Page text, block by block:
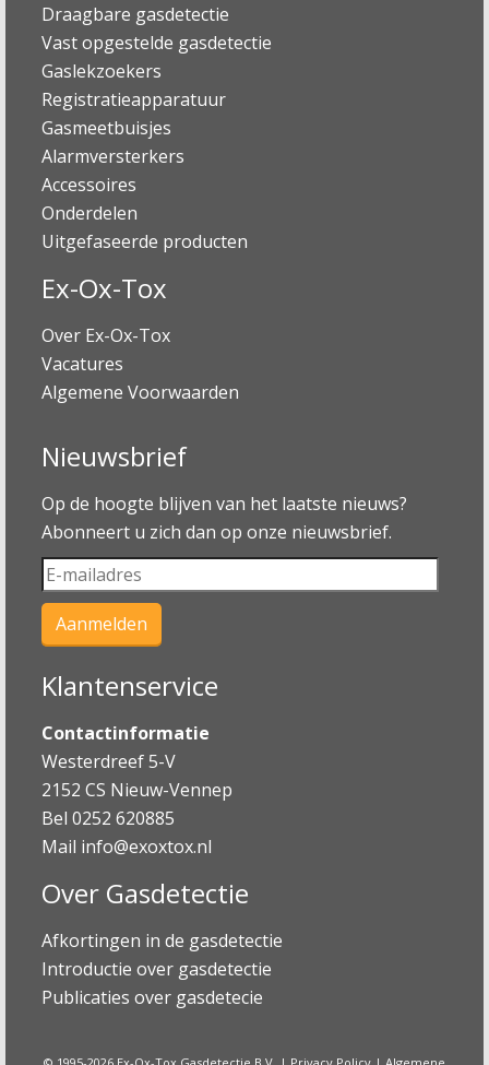
Draagbare gasdetectie
Vast opgestelde gasdetectie
Gaslekzoekers
Registratieapparatuur
Gasmeetbuisjes
Alarmversterkers
Accessoires
Onderdelen
Uitgefaseerde producten
Ex-Ox-Tox
Over Ex-Ox-Tox
Vacatures
Algemene Voorwaarden
Nieuwsbrief
Op de hoogte blijven van het laatste nieuws?
Abonneert u zich dan op onze nieuwsbrief.
Klantenservice
Contactinformatie
Westerdreef 5-V
2152 CS Nieuw-Vennep
Bel 0252 620885
Mail info@exoxtox.nl
Over Gasdetectie
Afkortingen in de gasdetectie
Introductie over gasdetectie
Publicaties over gasdetecie